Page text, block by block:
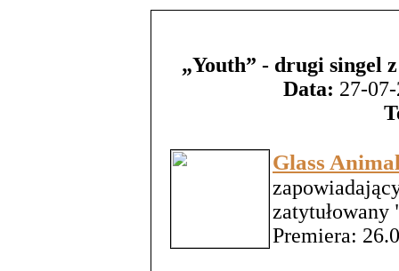
„Youth” - drugi singel
Data: 27-
Glass
Premiera: